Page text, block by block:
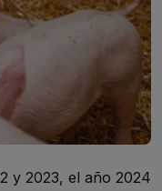
y 2023, el año 2024